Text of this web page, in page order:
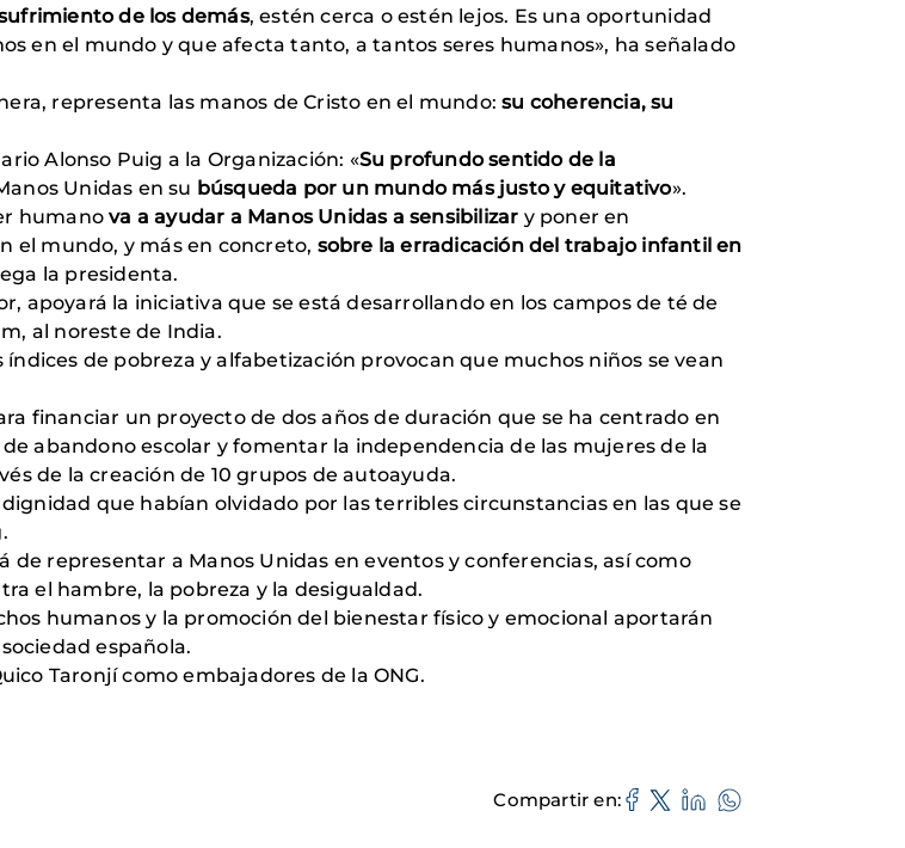
de los demás, estén cerca o estén lejos. Es una oportunidad
en el mundo y que afecta tanto, a tantos seres humanos», ha señalado
representa las manos de Cristo en el mundo:su coherencia, su
Alonso Puig a la Organización: «Su profundo sentido de la
Unidas en su búsqueda por un mundo más justo y equitativo».
humano va a ayudar a Manos Unidas a sensibilizar y poner en
el mundo, y más en concreto, sobre la erradicación del trabajo infantil en
la presidenta.
apoyará la iniciativa que se está desarrollando en los campos de té de
al noreste de India.
de pobreza y alfabetización provocan que muchos niños se vean
financiar un proyecto de dos años de duración que se ha centrado en
abandono escolar y fomentar la independencia de las mujeres de la
de la creación de 10 grupos de autoayuda.
que habían olvidado por las terribles circunstancias en las que se
de representar a Manos Unidas en eventos y conferencias, así como
el hambre, la pobreza y la desigualdad.
humanos y la promoción del bienestar físico y emocional aportarán
española.
Taronjí como embajadores de la ONG.
Compartir en